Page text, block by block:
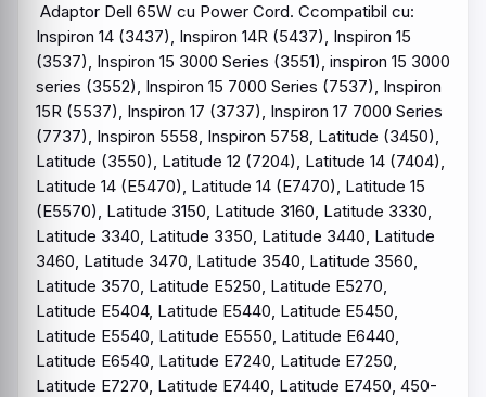
Adaptor Dell 65W cu Power Cord. Ccompatibil cu:
Inspiron 14 (3437), Inspiron 14R (5437), Inspiron 15
(3537), Inspiron 15 3000 Series (3551), inspiron 15 3000
series (3552), Inspiron 15 7000 Series (7537), Inspiron
15R (5537), Inspiron 17 (3737), Inspiron 17 7000 Series
(7737), Inspiron 5558, Inspiron 5758, Latitude (3450),
Latitude (3550), Latitude 12 (7204), Latitude 14 (7404),
Latitude 14 (E5470), Latitude 14 (E7470), Latitude 15
(E5570), Latitude 3150, Latitude 3160, Latitude 3330,
Latitude 3340, Latitude 3350, Latitude 3440, Latitude
3460, Latitude 3470, Latitude 3540, Latitude 3560,
Latitude 3570, Latitude E5250, Latitude E5270,
Latitude E5404, Latitude E5440, Latitude E5450,
Latitude E5540, Latitude E5550, Latitude E6440,
Latitude E6540, Latitude E7240, Latitude E7250,
Latitude E7270, Latitude E7440, Latitude E7450, 450-